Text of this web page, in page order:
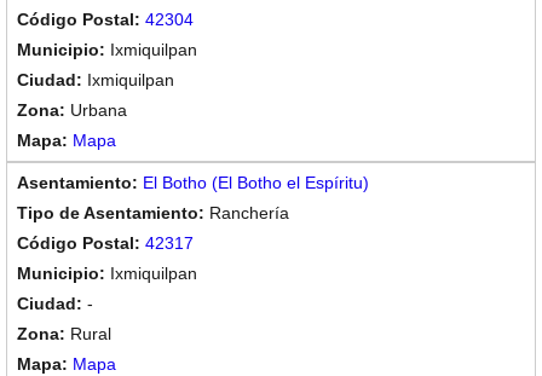
42304
Ixmiquilpan
Ixmiquilpan
Urbana
Mapa
El Botho (El Botho el Espíritu)
Ranchería
42317
Ixmiquilpan
-
Rural
Mapa